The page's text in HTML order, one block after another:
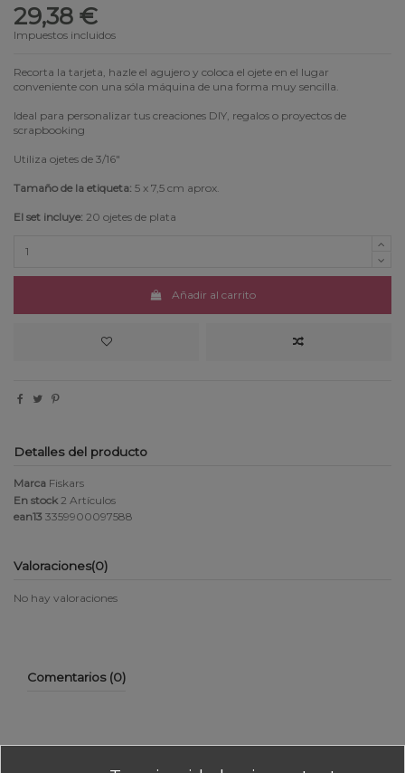
29,38 €
Impuestos incluidos
Recorta la tarjeta, hazle el agujero y coloca el ojete en el lugar
conveniente con una sóla máquina de una forma muy sencilla.
Ideal para personalizar tus creaciones DIY, regalos o proyectos de
scrapbooking
Utiliza ojetes de 3/16"
Tamaño de la etiqueta: 5 x 7,5 cm aprox.
El set incluye: 20 ojetes de plata
Añadir al carrito
Detalles del producto
Marca Fiskars
En stock 2 Artículos
ean13 3359900097588
Valoraciones(0)
No hay valoraciones
Comentarios (0)